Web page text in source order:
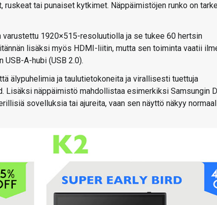
ruskeat tai punaiset kytkimet. Näppäimistöjen runko on
1920×515-resoluutiolla ja se tukee 60 hertsin
lisäksi myös HDMI-liitin, mutta sen toiminta vaatii
A-hubi (USB 2.0).
älypuhelimia ja taulutietokoneita ja virallisesti tuettuja
Lisäksi näppäimistö mahdollistaa esimerkiksi Samsungin
sovelluksia tai ajureita, vaan sen näyttö näkyy